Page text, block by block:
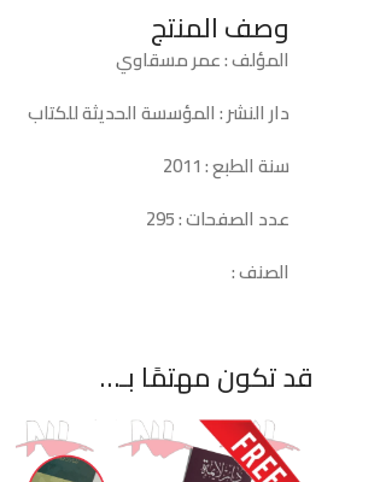
وصف المنتج
المؤلف : عمر مسقاوي
دار النشر : المؤسسة الحديثة للكتاب
سنة الطبع : 2011
عدد الصفحات : 295
الصنف :
قد تكون مهتمًا بـ…